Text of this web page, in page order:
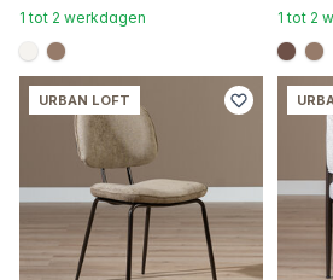
1 tot 2 werkdagen
#f5f3ef#967b6a
1 tot 2
URBAN LOFT